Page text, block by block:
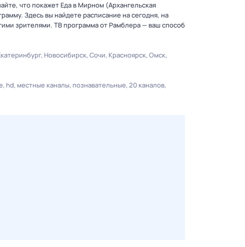
что покажет Еда в Мирном (Архангельская
Здесь вы найдете расписание на сегодня, на
зрителями. ТВ программа от Рамблера — ваш способ
Новосибирск Сочи Красноярск Омск
hd местные каналы познавательные 20 каналов